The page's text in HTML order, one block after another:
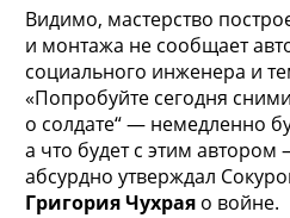
Видимо, мастерство
и монтажа не сообщает
социального инженера и
«Попробуйте сегодня
о солдате“ — немедленно
а что будет с этим
абсурдно утверждал
Григория Чухраяо войне.